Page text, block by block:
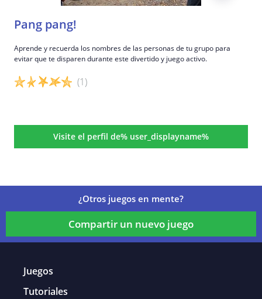
Pang pang!
Aprende y recuerda los nombres de las personas de tu grupo para
evitar que te disparen durante este divertido y juego activo.
(1)
Visite el perfil de% user_displayname%
¿Otros juegos en mente?
Compartir un nuevo juego
Juegos
Tutoriales